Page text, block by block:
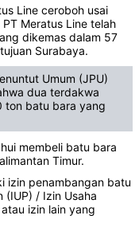
Line ceroboh usai
Meratus Line telah
dikemas dalam 57
Surabaya.
Umum (JPU)
dua terdakwa
ton batu bara yang
membeli batu bara
Timur.
izin penambangan batu
(IUP) / Izin Usaha
izin lain yang